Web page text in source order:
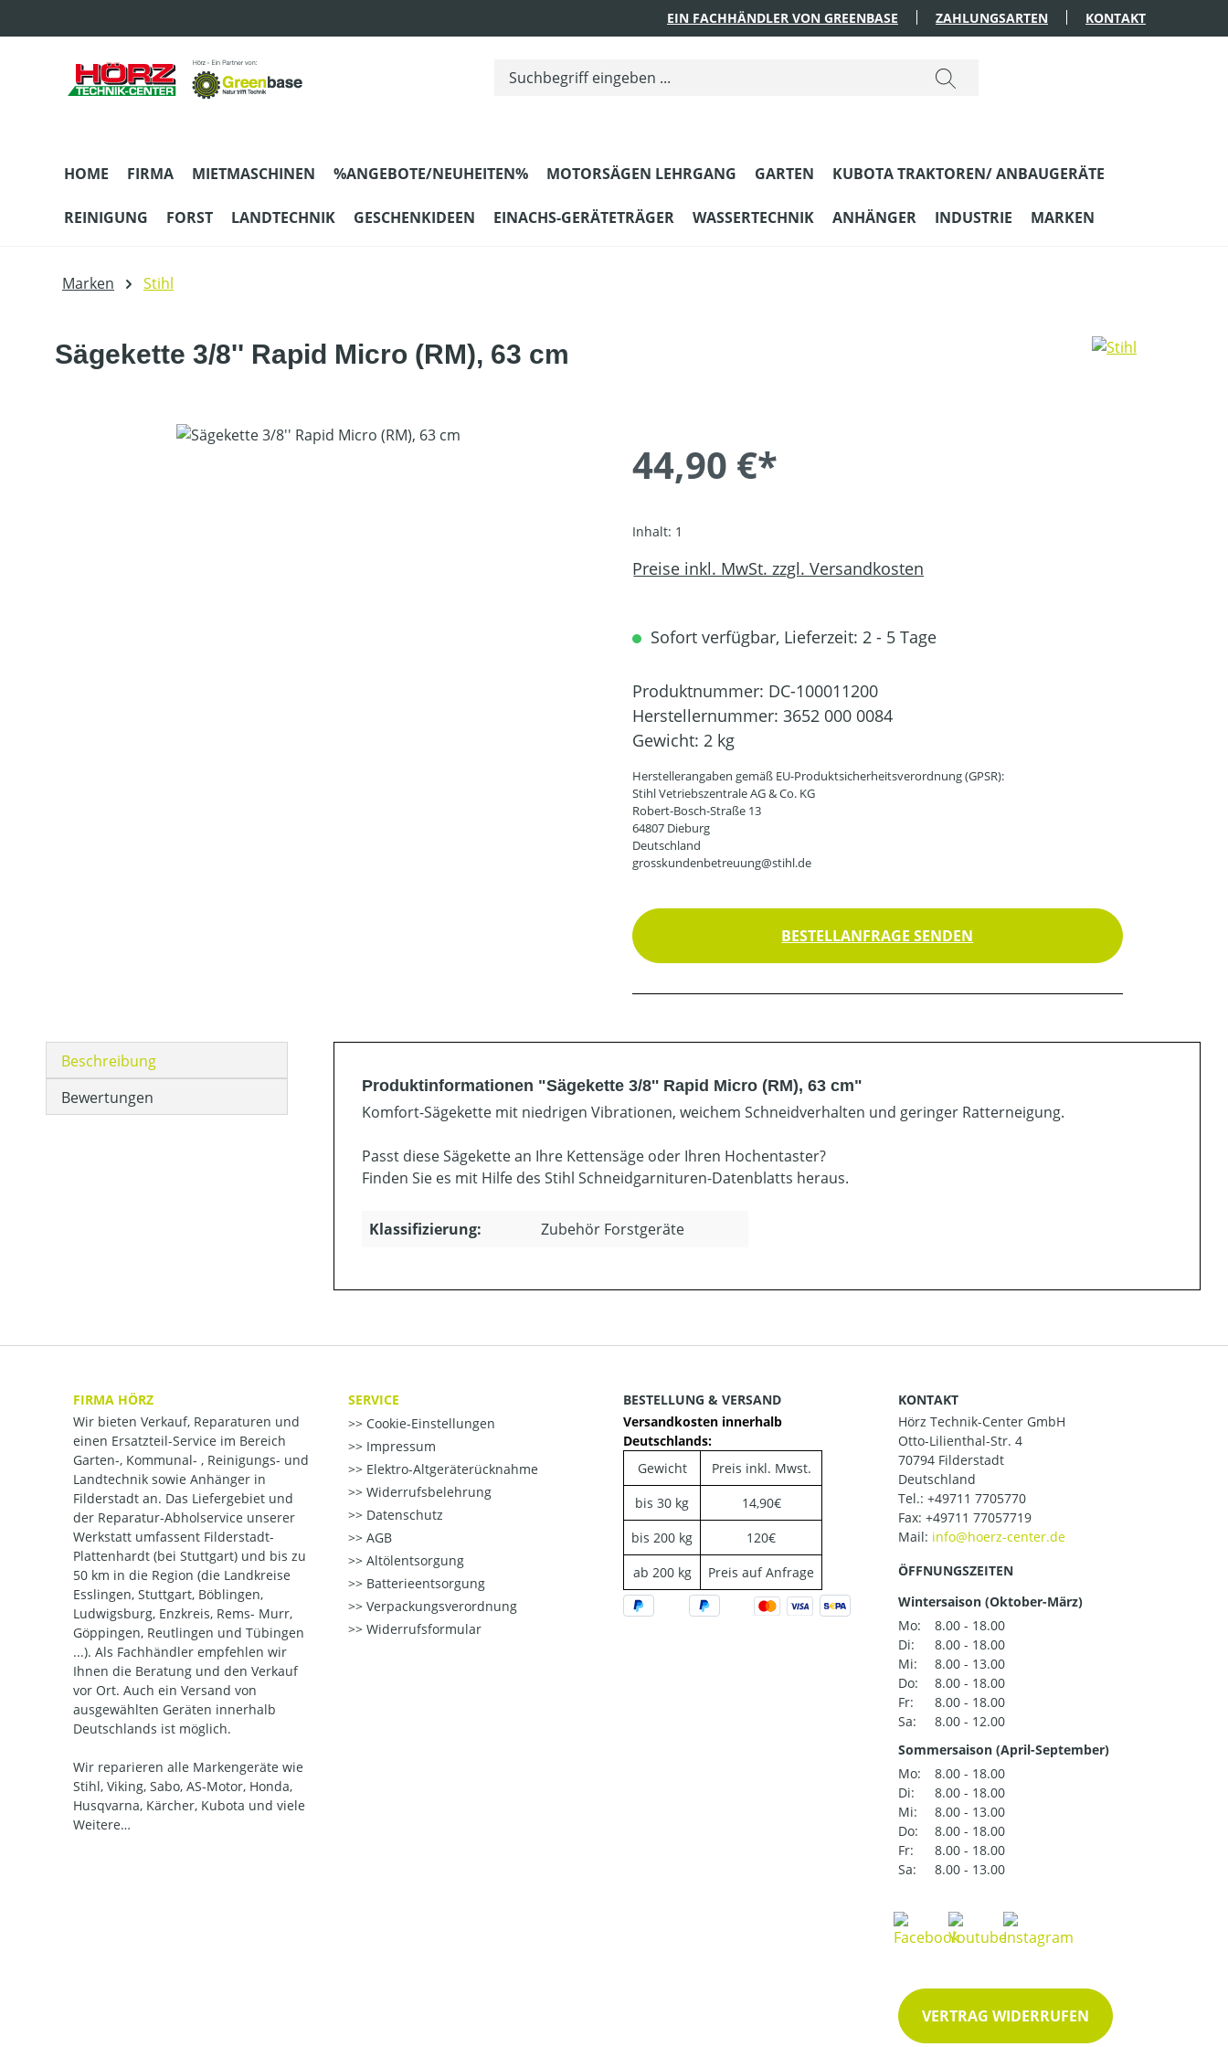
EIN FACHHÄNDLER VON GREENBASE ZAHLUNGSARTEN KONTAKT
HOME FIRMA MIETMASCHINEN %ANGEBOTE/NEUHEITEN% MOTORSÄGEN LEHRGANG GARTEN KUBOTA TRAKTOREN/ ANBAUGERÄTE
REINIGUNG FORST LANDTECHNIK GESCHENKIDEEN EINACHS-GERÄTETRÄGER WASSERTECHNIK ANHÄNGER INDUSTRIE MARKEN
Marken Stihl
Sägekette 3/8'' Rapid Micro (RM), 63 cm
Bildergalerie überspringen
44,90 €*
Inhalt: 1
Preise inkl. MwSt. zzgl. Versandkosten
Sofort verfügbar, Lieferzeit: 2 - 5 Tage
Produktnummer: DC-100011200
Herstellernummer: 3652 000 0084
Gewicht: 2 kg
Herstellerangaben gemäß EU-Produktsicherheitsverordnung (GPSR):
Stihl Vetriebszentrale AG & Co. KG
Robert-Bosch-Straße 13
64807 Dieburg
Deutschland
grosskundenbetreuung@stihl.de
BESTELLANFRAGE SENDEN
Beschreibung
Bewertungen
Produktinformationen "Sägekette 3/8'' Rapid Micro (RM), 63 cm"
Komfort-Sägekette mit niedrigen Vibrationen, weichem Schneidverhalten und geringer Ratterneigung.
Passt diese Sägekette an Ihre Kettensäge oder Ihren Hochentaster?
Finden Sie es mit Hilfe des Stihl Schneidgarnituren-Datenblatts heraus.
Klassifizierung: Zubehör Forstgeräte
FIRMA HÖRZ
Wir bieten Verkauf, Reparaturen und
einen Ersatzteil-Service im Bereich
Garten-, Kommunal- , Reinigungs- und
Landtechnik sowie Anhänger in
Filderstadt an. Das Liefergebiet und
der Reparatur-Abholservice unserer
Werkstatt umfassent Filderstadt-
Plattenhardt (bei Stuttgart) und bis zu
50 km in die Region (die Landkreise
Esslingen, Stuttgart, Böblingen,
Ludwigsburg, Enzkreis, Rems- Murr,
Göppingen, Reutlingen und Tübingen
...). Als Fachhändler empfehlen wir
Ihnen die Beratung und den Verkauf
vor Ort. Auch ein Versand von
ausgewählten Geräten innerhalb
Deutschlands ist möglich.
Wir reparieren alle Markengeräte wie
Stihl, Viking, Sabo, AS-Motor, Honda,
Husqvarna, Kärcher, Kubota und viele
Weitere…
SERVICE
Cookie-Einstellungen
Impressum
Elektro-Altgeräterücknahme
Widerrufsbelehrung
Datenschutz
AGB
Altölentsorgung
Batterieentsorgung
Verpackungsverordnung
Widerrufsformular
BESTELLUNG & VERSAND
Versandkosten innerhalb
Deutschlands:
Gewicht
Preis inkl. Mwst.
bis 30 kg
14,90€
bis 200 kg
120€
ab 200 kg
Preis auf Anfrage
KONTAKT
Hörz Technik-Center GmbH
Otto-Lilienthal-Str. 4
70794 Filderstadt
Deutschland
Tel.: +49711 7705770
Fax: +49711 77057719
Mail:
ÖFFNUNGSZEITEN
Wintersaison (Oktober-März)
Mo:
8.00 - 18.00
Di:
8.00 - 18.00
Mi:
8.00 - 13.00
Do:
8.00 - 18.00
Fr:
8.00 - 18.00
Sa:
8.00 - 12.00
Sommersaison (April-September)
Mo:
8.00 - 18.00
Di:
8.00 - 18.00
Mi:
8.00 - 13.00
Do:
8.00 - 18.00
Fr:
8.00 - 18.00
Sa:
8.00 - 13.00
VERTRAG WIDERRUFEN